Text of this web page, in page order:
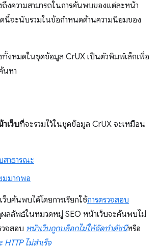
งความสามารถในการค้นพบของแต่ละหน้า
จะนับรวมในข้อกำหนดด้านความนิยมของ
ทั้งหมดในชุดข้อมูล CrUX เป็นตัวพิมพ์เล็กเพื่อ
นหา
เว็บที่จะรวมไว้ในชุดข้อมูล CrUX จะเหมือน
าธารณะ
มมากพอ
บค้นพบได้โดยการเรียกใช้การตรวจสอบ
ลลัพธ์ในหมวดหมู่ SEO หน้าเว็บจะค้นพบไม่
วจสอบ หน้าเว็บถูกบล็อกไม่ให้จัดทำดัชนีหรือ
ไม่สำเร็จ